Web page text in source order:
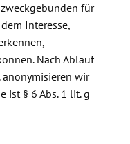
für
Interesse,
Nach Ablauf
anonymisieren wir
ist § 6 Abs. 1 lit. g